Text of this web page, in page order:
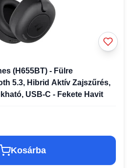
(H655BT) - Fülre
5.3, Hibrid Aktív Zajszűrés,
USB-C - Fekete Havit
Kosárba